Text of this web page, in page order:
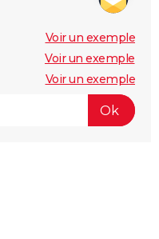
Voir un exemple
Voir un exemple
Voir un exemple